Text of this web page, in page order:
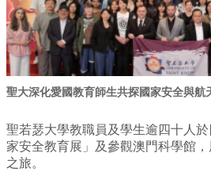
聖大深化愛國教育師生共探國家安全與航
聖若瑟大學教職員及學生逾四十人
家安全教育展」及參觀澳門科學館
之旅。